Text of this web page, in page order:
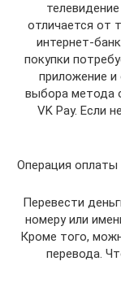
отличается от
интернет-
покупки
приложение
выбора метода
VK Pay. Если
Операция
Перевести
номеру или
Кроме того,
перевода.